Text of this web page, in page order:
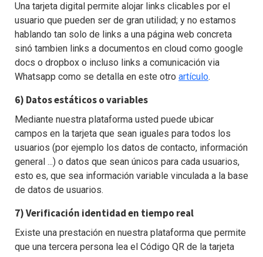
Una tarjeta digital permite alojar links clicables por el
usuario que pueden ser de gran utilidad; y no estamos
hablando tan solo de links a una página web concreta
sinó tambien links a documentos en cloud como google
docs o dropbox o incluso links a comunicación via
Whatsapp como se detalla en este otro artículo.
6) Datos estáticos o variables
Mediante nuestra plataforma usted puede ubicar
campos en la tarjeta que sean iguales para todos los
usuarios (por ejemplo los datos de contacto, información
general ...) o datos que sean únicos para cada usuarios,
esto es, que sea información variable vinculada a la base
de datos de usuarios.
7) Verificación identidad en tiempo real
Existe una prestación en nuestra plataforma que permite
que una tercera persona lea el Código QR de la tarjeta